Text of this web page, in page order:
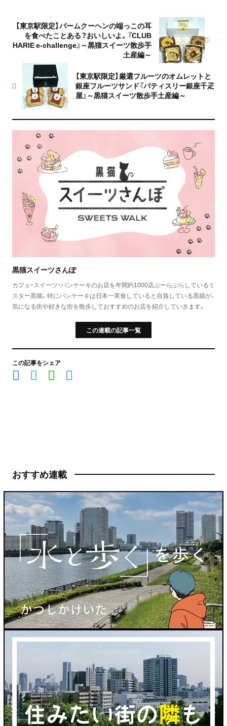
【東京駅限定】厳選フルーツのオムレットと
銀座フルーツサンド『パティスリー銀座千疋
屋』～黒猫スイーツ散歩手土産編～
【東京駅限定】バームクーヘンの端っこの耳
を食べたことある？おいしいよ。『CLUB
HARIE e-challenge』～黒猫スイーツ散歩手
土産編～
黒猫スイーツさんぽ
カフェ・スイーツ・パンケーキのお店を年間約1000店ぶーらぶらしているミ
スター黒猫。特にパンケーキは日本一実食していると自負している黒猫が、
気になる街や好きな街を散歩しておすすめのお店を紹介していきます。
この連載の記事一覧
この記事をシェア
おすすめ連載